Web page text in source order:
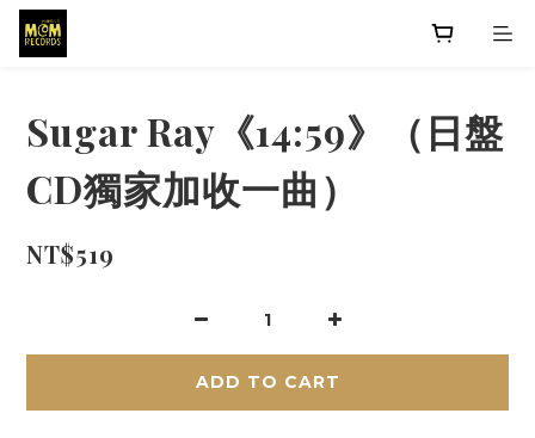
Sugar Ray《14:59》（日盤
CD獨家加收一曲）
NT$519
ADD TO CART